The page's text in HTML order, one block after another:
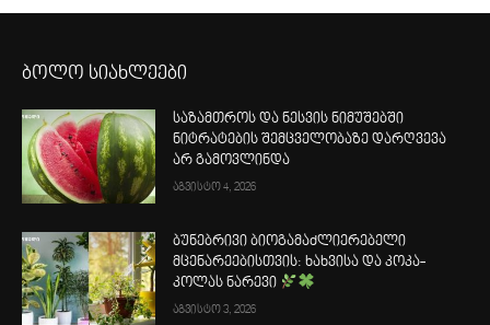
ბოლო სიახლეები
საზამთროს და ნესვის ნიმუშებში
ნიტრატების შემცველობაზე დარღვევა
არ გამოვლინდა
აგვისტო 4, 2026
ბუნებრივი ბიოგამაძლიერებელი
მცენარეებისთვის: ხახვისა და კოკა-
კოლას ნარევი
აგვისტო 3, 2026